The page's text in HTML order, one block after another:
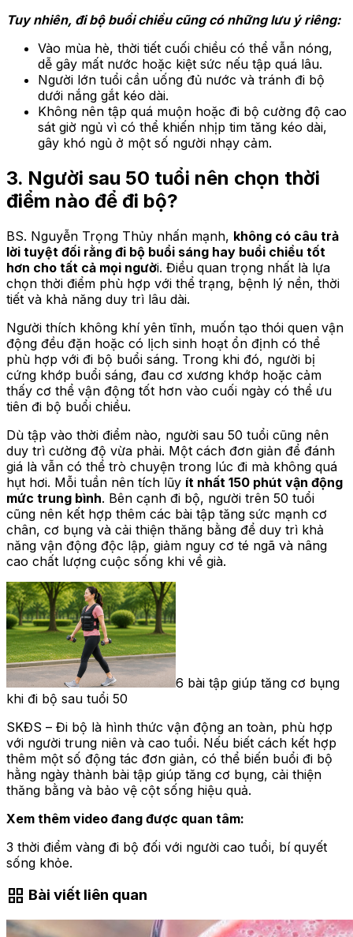
Tuy nhiên, đi bộ buổi chiều cũng có những lưu ý riêng:
Vào mùa hè, thời tiết cuối chiều có thể vẫn nóng,
dễ gây mất nước hoặc kiệt sức nếu tập quá lâu.
Người lớn tuổi cần uống đủ nước và tránh đi bộ
dưới nắng gắt kéo dài.
Không nên tập quá muộn hoặc đi bộ cường độ cao
sát giờ ngủ vì có thể khiến nhịp tim tăng kéo dài,
gây khó ngủ ở một số người nhạy cảm.
3. Người sau 50 tuổi nên chọn thời
điểm nào để đi bộ?
BS. Nguyễn Trọng Thủy nhấn mạnh, không có câu trả
lời tuyệt đối rằng đi bộ buổi sáng hay buổi chiều tốt
hơn cho tất cả mọi người. Điều quan trọng nhất là lựa
chọn thời điểm phù hợp với thể trạng, bệnh lý nền, thời
tiết và khả năng duy trì lâu dài.
Người thích không khí yên tĩnh, muốn tạo thói quen vận
động đều đặn hoặc có lịch sinh hoạt ổn định có thể
phù hợp với đi bộ buổi sáng. Trong khi đó, người bị
cứng khớp buổi sáng, đau cơ xương khớp hoặc cảm
thấy cơ thể vận động tốt hơn vào cuối ngày có thể ưu
tiên đi bộ buổi chiều.
Dù tập vào thời điểm nào, người sau 50 tuổi cũng nên
duy trì cường độ vừa phải. Một cách đơn giản để đánh
giá là vẫn có thể trò chuyện trong lúc đi mà không quá
hụt hơi. Mỗi tuần nên tích lũy ít nhất 150 phút vận động
mức trung bình. Bên cạnh đi bộ, người trên 50 tuổi
cũng nên kết hợp thêm các bài tập tăng sức mạnh cơ
chân, cơ bụng và cải thiện thăng bằng để duy trì khả
năng vận động độc lập, giảm nguy cơ té ngã và nâng
cao chất lượng cuộc sống khi về già.
6 bài tập giúp tăng cơ bụng
khi đi bộ sau tuổi 50
SKĐS – Đi bộ là hình thức vận động an toàn, phù hợp
với người trung niên và cao tuổi. Nếu biết cách kết hợp
thêm một số động tác đơn giản, có thể biến buổi đi bộ
hằng ngày thành bài tập giúp tăng cơ bụng, cải thiện
thăng bằng và bảo vệ cột sống hiệu quả.
Xem thêm video đang được quan tâm:
3 thời điểm vàng đi bộ đối với người cao tuổi, bí quyết
sống khỏe.
grid_view Bài viết liên quan